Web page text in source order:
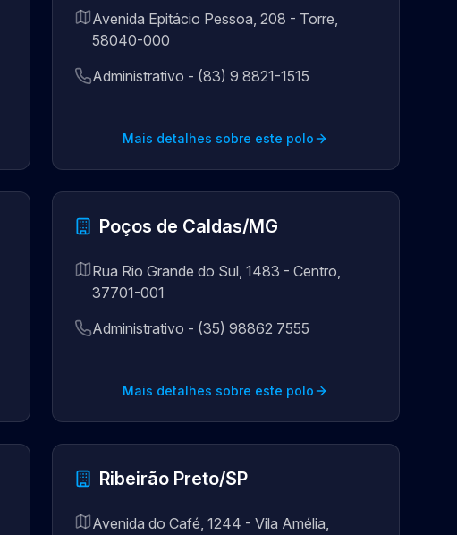
Avenida Epitácio Pessoa, 208 - Torre,
58040-000
Administrativo - (83) 9 8821-1515
Mais detalhes sobre este polo
Poços de Caldas/MG
Rua Rio Grande do Sul, 1483 - Centro,
37701-001
Administrativo - (35) 98862 7555
Mais detalhes sobre este polo
Ribeirão Preto/SP
Avenida do Café, 1244 - Vila Amélia,